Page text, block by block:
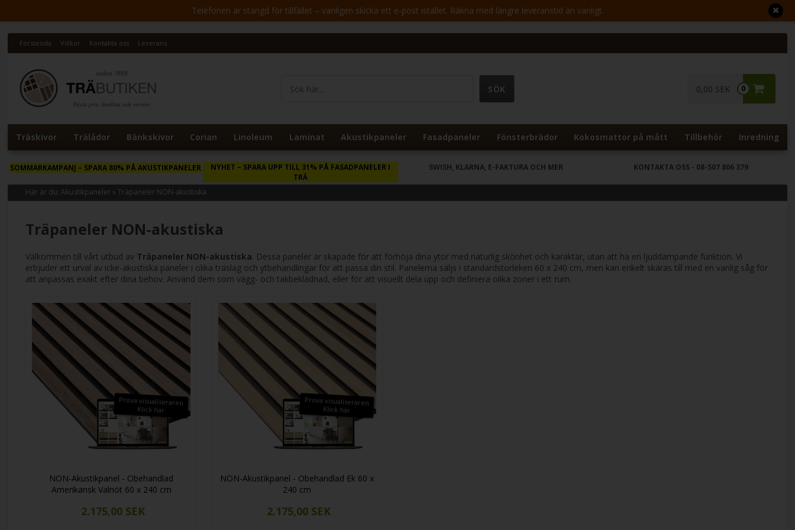
Telefonen är stängd för tillfället – vänligen skicka ett e-post istället. Räkna med längre leveranstid än vanligt.
Förstasida Villkor Kontakta oss Leverans
0
0,00 SEK
Träskivor Trälådor Bänkskivor Corian Linoleum Laminat Akustikpaneler Fasadpaneler Fönsterbrädor Kokosmattor på mått Tillbehör Inredning
SOMMARKAMPANJ– SPARA 80% PÅ AKUSTIKPANELER NYHET – SPARA UPP TILL 31% PÅ FASADPANELER I
TRÄ
SWISH, KLARNA, E-FAKTURA OCH MER KONTAKTA OSS - 08-507 806 379
Här är du:Akustikpaneler »Träpaneler NON-akustiska
Träpaneler NON-akustiska
Välkommen till vårt utbud av Träpaneler NON-akustiska. Dessa paneler är skapade för att förhöja dina ytor med naturlig skönhet och karaktär, utan att ha en ljuddämpande funktion. Vi
erbjuder ett urval av icke-akustiska paneler i olika träslag och ytbehandlingar för att passa din stil. Panelerna säljs i standardstorleken 60 x 240 cm, men kan enkelt skäras till med en vanlig såg för
att anpassas exakt efter dina behov. Använd dem som vägg- och takbeklädnad, eller för att visuellt dela upp och definiera olika zoner i ett rum.
Prova visualiseraren
Klick här
NON-Akustikpanel - Obehandlad
Amerikansk Valnöt 60 x 240 cm
Prova visualiseraren
Klick här
NON-Akustikpanel - Obehandlad Ek 60 x
240 cm